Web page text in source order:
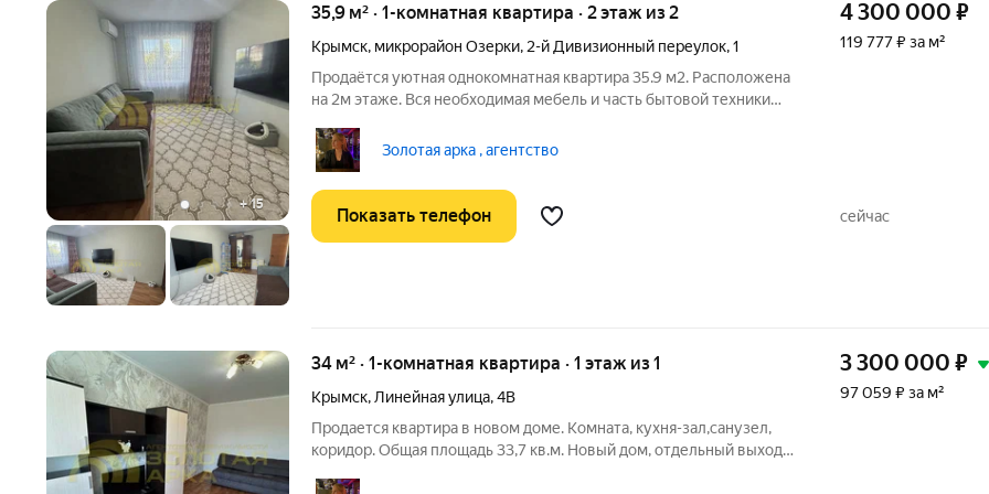
+15
35,9 м² · 1-комнатная квартира · 2 этаж из 2
Крымск, микрорайон Озерки, 2-й Дивизионный переулок,1
Продаётся уютная однокомнатная квартира 35.9 м2. Расположена
на 2м этаже. Вся необходимая мебель и часть бытовой техники
отопление. Соседи дружелюбные, чистый ухоженный подъезд.
Рядом расположен
Золотая арка , агентство
4 300 000 ₽
119 777 ₽ за м²
Показать телефон сейчас
34 м² · 1-комнатная квартира · 1 этаж из 1
Крымск, Линейная улица,4В
Продается квартира в новом доме. Комната, кухня-зал,санузел,
коридор. Общая площадь 33,7 кв.м. Новый дом, отдельный выход.
3 300 000 ₽
97 059 ₽ за м²